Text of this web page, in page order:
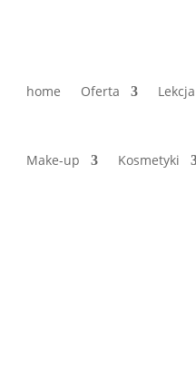
home Oferta
Make-up Kosmetyki